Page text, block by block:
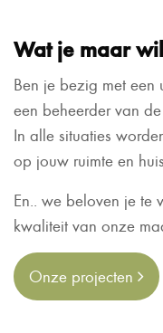
Wat je maar
Ben je bezig met
een beheerder van
In alle situaties
op jouw ruimte en
En.. we beloven je te
kwaliteit van onze
Onze projecten